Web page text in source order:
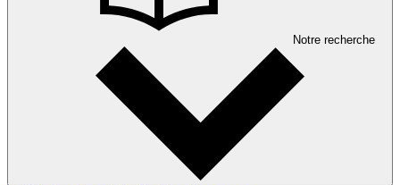
Notre recherche